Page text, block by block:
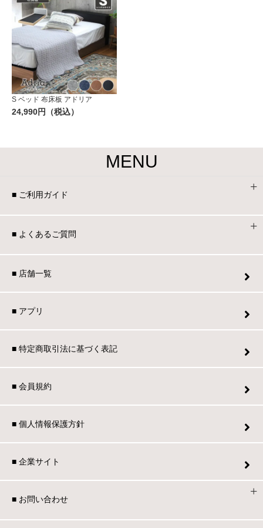
S ベッド 布床板 アドリア
24,990円（税込）
MENU
■ ご利用ガイド
■ よくあるご質問
■ 店舗一覧
■ アプリ
■ 特定商取引法に基づく表記
■ 会員規約
■ 個人情報保護方針
■ 企業サイト
■ お問い合わせ